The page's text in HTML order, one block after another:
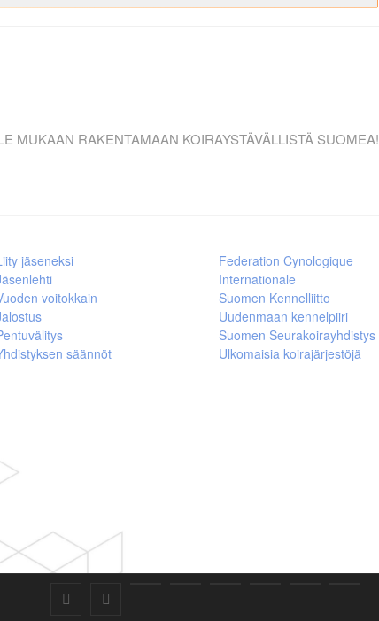
MUKAAN RAKENTAMAAN KOIRAYSTÄVÄLLISTÄ SUOMEA!
jäseneksi
voitokkain
säännöt
Federation Cynologique
Internationale
Suomen Kennelliitto
Uudenmaan kennelpiiri
Suomen Seurakoirayhdistys
Ulkomaisia koirajärjestöjä
SuKaRo